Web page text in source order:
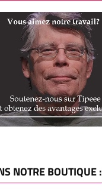
NOTRE BOUTIQUE :